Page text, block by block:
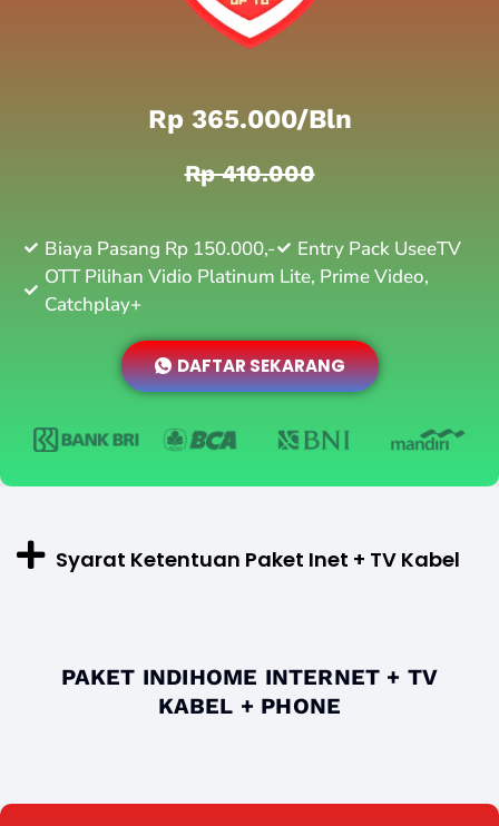
Rp 365.000/bln
Rp 410.000
Biaya Pasang Rp 150.000,-
Entry Pack UseeTV
OTT Pilihan Vidio Platinum Lite, Prime Video,
Catchplay+
DAFTAR SEKARANG
Syarat Ketentuan Paket Inet + TV Kabel
PAKET INDIHOME INTERNET + TV
KABEL + PHONE